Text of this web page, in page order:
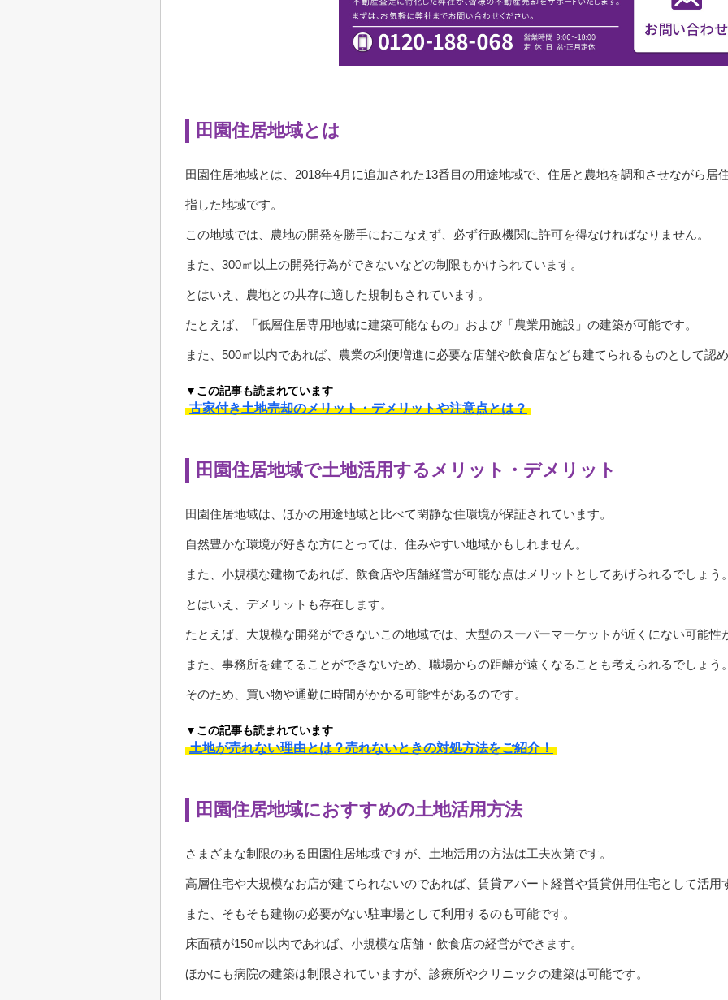
田園住居地域とは
田園住居地域とは、2018年4月に追加された13番目の用途地域で、住居と農地を調和させながら居
指した地域です。
この地域では、農地の開発を勝手におこなえず、必ず行政機関に許可を得なければなりません。
また、300㎡以上の開発行為ができないなどの制限もかけられています。
とはいえ、農地との共存に適した規制もされています。
たとえば、「低層住居専用地域に建築可能なもの」および「農業用施設」の建築が可能です。
また、500㎡以内であれば、農業の利便増進に必要な店舗や飲食店なども建てられるものとして認め
▼この記事も読まれています
古家付き土地売却のメリット・デメリットや注意点とは？
田園住居地域で土地活用するメリット・デメリット
田園住居地域は、ほかの用途地域と比べて閑静な住環境が保証されています。
自然豊かな環境が好きな方にとっては、住みやすい地域かもしれません。
また、小規模な建物であれば、飲食店や店舗経営が可能な点はメリットとしてあげられるでしょう。
とはいえ、デメリットも存在します。
たとえば、大規模な開発ができないこの地域では、大型のスーパーマーケットが近くにない可能性
また、事務所を建てることができないため、職場からの距離が遠くなることも考えられるでしょう。
そのため、買い物や通勤に時間がかかる可能性があるのです。
▼この記事も読まれています
土地が売れない理由とは？売れないときの対処方法をご紹介！
田園住居地域におすすめの土地活用方法
さまざまな制限のある田園住居地域ですが、土地活用の方法は工夫次第です。
高層住宅や大規模なお店が建てられないのであれば、賃貸アパート経営や賃貸併用住宅として活用
また、そもそも建物の必要がない駐車場として利用するのも可能です。
床面積が150㎡以内であれば、小規模な店舗・飲食店の経営ができます。
ほかにも病院の建築は制限されていますが、診療所やクリニックの建築は可能です。